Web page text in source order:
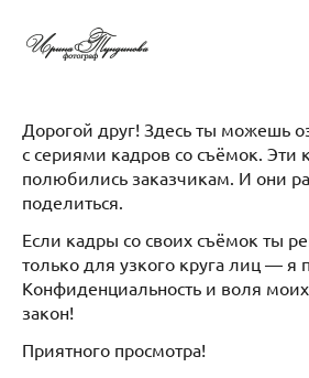
Дорогой друг! Здесь ты можешь
с сериями кадров со съёмок. Эти
полюбились заказчикам. И они
поделиться.
Если кадры со своих съёмок ты
только для узкого круга лиц — я
Конфиденциальность и воля
закон!
Приятного просмотра!